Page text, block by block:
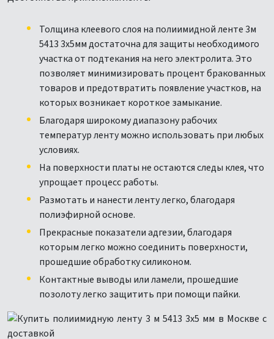
Толщина клеевого слоя на полиимидной ленте 3м
5413 3х5мм достаточна для защиты необходимого
участка от подтекания на него электролита. Это
позволяет минимизировать процент бракованных
товаров и предотвратить появление участков, на
которых возникает короткое замыкание.
Благодаря широкому диапазону рабочих
температур ленту можно использовать при любых
условиях.
На поверхности платы не остаются следы клея, что
упрощает процесс работы.
Размотать и нанести ленту легко, благодаря
полиэфирной основе.
Прекрасные показатели адгезии, благодаря
которым легко можно соединить поверхности,
прошедшие обработку силиконом.
Контактные выводы или ламели, прошедшие
позолоту легко защитить при помощи пайки.